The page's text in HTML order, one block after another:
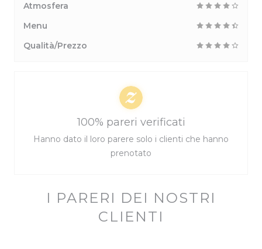
I PARERI DEI NOSTRI
CLIENTI
Atmosfera
Menu
Qualità/Prezzo
100% pareri verificati
Hanno dato il loro parere solo i clienti che hanno
prenotato